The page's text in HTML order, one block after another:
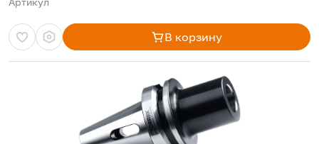
В корзину